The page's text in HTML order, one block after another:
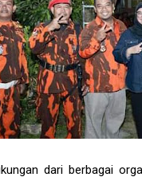
dari berbagai